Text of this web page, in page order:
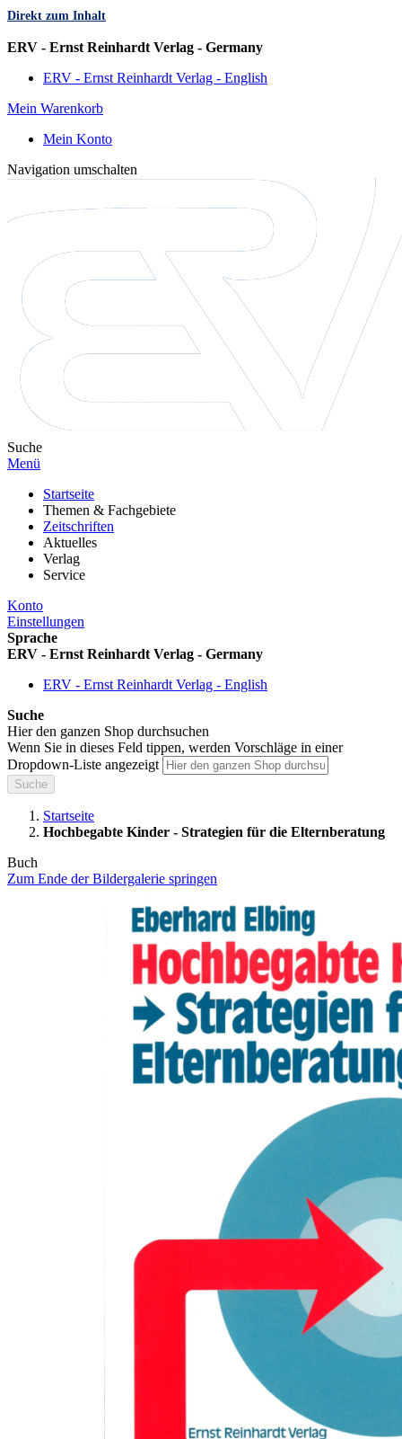
Direkt zum Inhalt
ERV - Ernst Reinhardt Verlag - Germany
ERV - Ernst Reinhardt Verlag - English
Mein Warenkorb
Mein Konto
Navigation umschalten
Suche
Menü
Startseite
Themen & Fachgebiete
Zeitschriften
Aktuelles
Verlag
Service
Konto
Einstellungen
Sprache
ERV - Ernst Reinhardt Verlag - Germany
ERV - Ernst Reinhardt Verlag - English
Suche
Hier den ganzen Shop durchsuchen
Wenn Sie in dieses Feld tippen, werden Vorschläge in einer
Dropdown-Liste angezeigt
Suche
Startseite
Hochbegabte Kinder - Strategien für die Elternberatung
Buch
Zum Ende der Bildergalerie springen
Hochbegabte Kinder -
Elternberatung